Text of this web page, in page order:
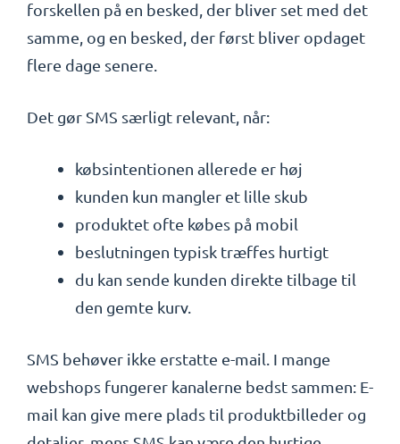
forskellen på en besked, der bliver set med det
samme, og en besked, der først bliver opdaget
flere dage senere.
Det gør SMS særligt relevant, når:
købsintentionen allerede er høj
kunden kun mangler et lille skub
produktet ofte købes på mobil
beslutningen typisk træffes hurtigt
du kan sende kunden direkte tilbage til
den gemte kurv.
SMS behøver ikke erstatte e-mail. I mange
webshops fungerer kanalerne bedst sammen: E-
mail kan give mere plads til produktbilleder og